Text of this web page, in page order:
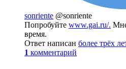
sonriente @sonriente
Попробуйте www.gai.ru/.
время.
Ответ написан более трёх
1 комментарий